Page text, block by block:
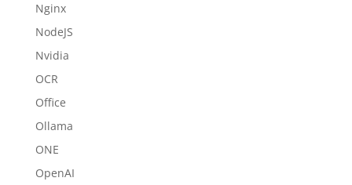
Nginx
NodeJS
Nvidia
OCR
Office
Ollama
ONE
OpenAI